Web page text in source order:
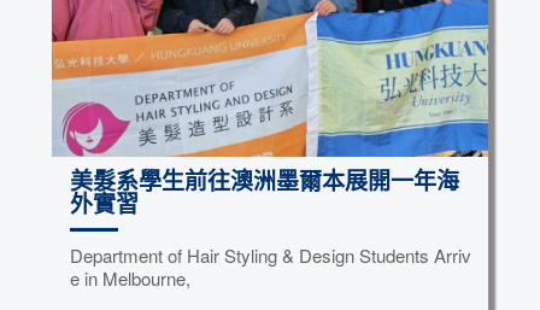
美髮系學生前往澳洲墨爾本展開一年海
外實習
Department of Hair Styling & Design Students Arriv
e in Melbourne,